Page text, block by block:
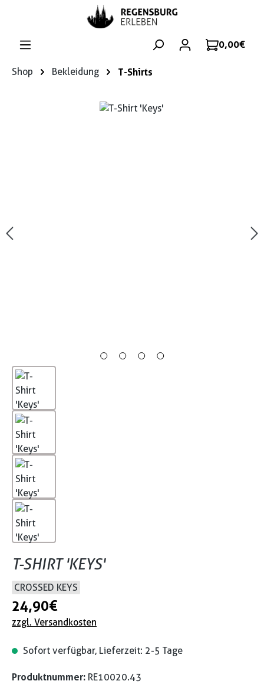
Zum Hauptinhalt springen
0,00 €
Shop Bekleidung T-Shirts
Bildergalerie überspringen
T-SHIRT 'KEYS'
CROSSED KEYS
24,90 €
zzgl. Versandkosten
Sofort verfügbar, Lieferzeit: 2-5 Tage
Produktnummer: RE10020.43